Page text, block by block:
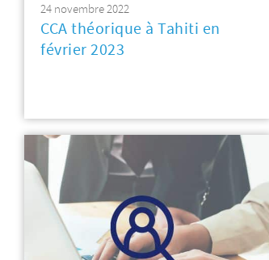
24 novembre 2022
CCA théorique à Tahiti en
février 2023